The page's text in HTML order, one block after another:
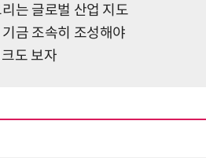
는 글로벌 산업 지도
금 조속히 조성해야
도 보자